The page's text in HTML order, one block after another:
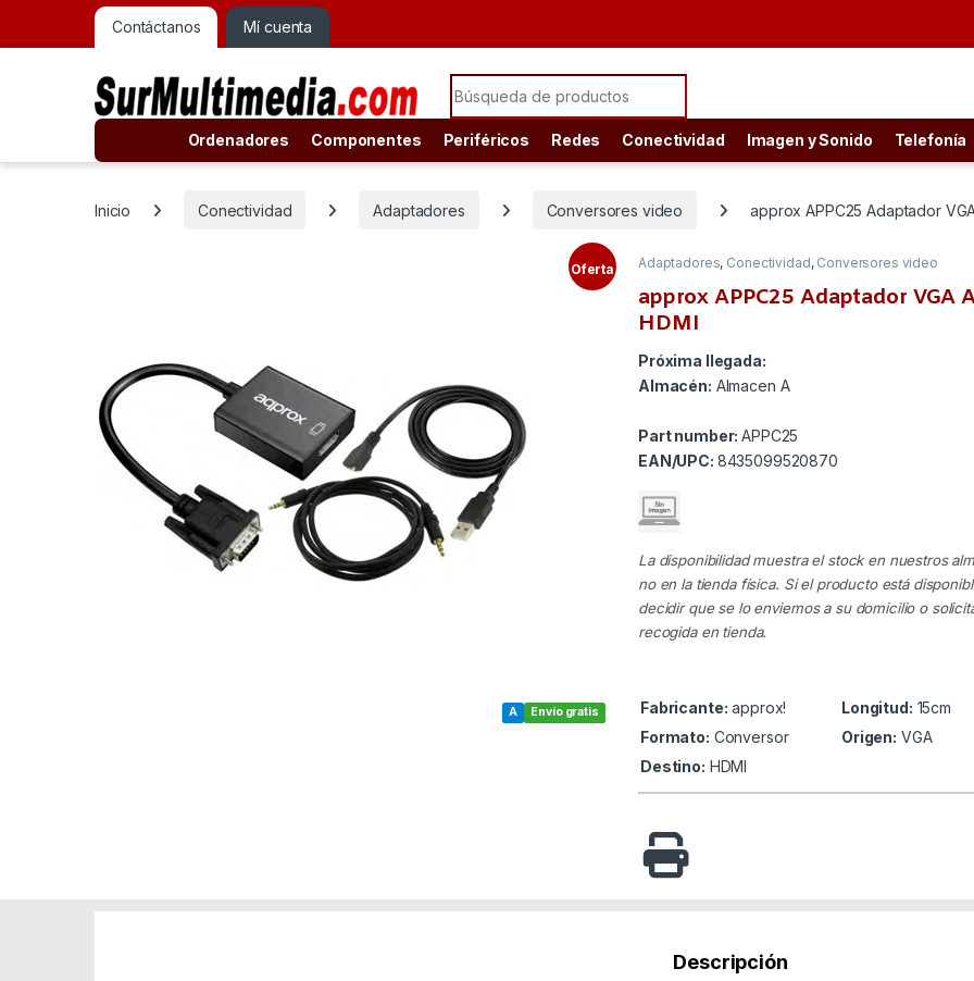
Contáctanos Mí cuenta
Search for:
Ordenadores Componentes Periféricos Redes Conectividad Imagen y Sonido Telefonía
Inicio Conectividad Adaptadores Conversores video approx APPC25 Adaptador
Envío gratis
A
Oferta Adaptadores, Conectividad, Conversores video
approx APPC25 Adaptador VGA
HDMI
Próxima llegada:
Almacén: Almacen A
Part number:APPC25
EAN/UPC: 8435099520870
La disponibilidad muestra el stock en nuestros
no en la tienda física. Si el producto está
decidir que se lo enviemos a su domicilio o
recogida en tienda.
Fabricante: approx! Longitud: 15cm
Formato: Conversor Origen: VGA
Destino: HDMI
Descripción